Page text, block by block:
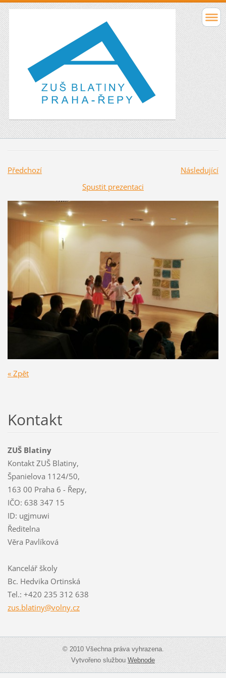
Předchozí
Následující
Spustit prezentaci
« Zpět
Kontakt
ZUŠ Blatiny
Kontakt ZUŠ Blatiny,
Španielova 1124/50,
163 00 Praha 6 - Řepy,
IČO: 638 347 15
ID: ugjmuwi
Ředitelna
Věra Pavlíková
Kancelář školy
Bc. Hedvika Ortinská
Tel.: +420 235 312 638
zus.blatiny@volny.cz
© 2010 Všechna práva vyhrazena.
Vytvořeno službouWebnode